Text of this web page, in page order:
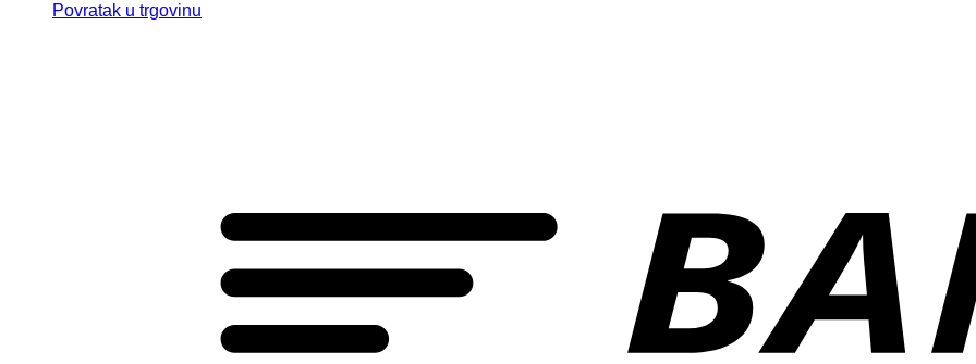
Povratak u trgovinu